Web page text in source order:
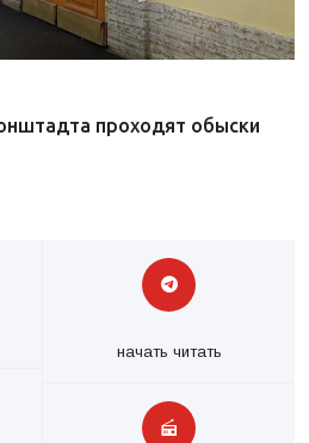
проходят обыски
начать читать